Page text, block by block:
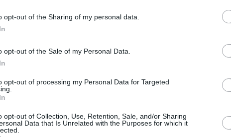
opt-out of the Sharing of my personal data.
opt-out of the Sale of my Personal Data.
opt-out of processing my Personal Data for Targeted
opt-out of Collection, Use, Retention, Sale, and/or Sharing
Data that Is Unrelated with the Purposes for which it
22247
22840 51261
22840 44090